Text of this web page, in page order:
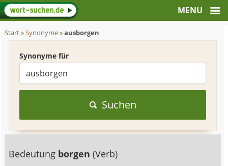
Start»Synonyme»ausborgen
Synonyme für
Suchen
Bedeutung borgen(Verb)